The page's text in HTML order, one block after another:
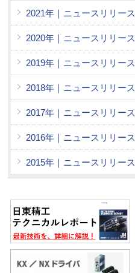
2021年｜ニュースリリース
2020年｜ニュースリリース
2019年｜ニュースリリース
2018年｜ニュースリリース
2017年｜ニュースリリース
2016年｜ニュースリリース
2015年｜ニュースリリース